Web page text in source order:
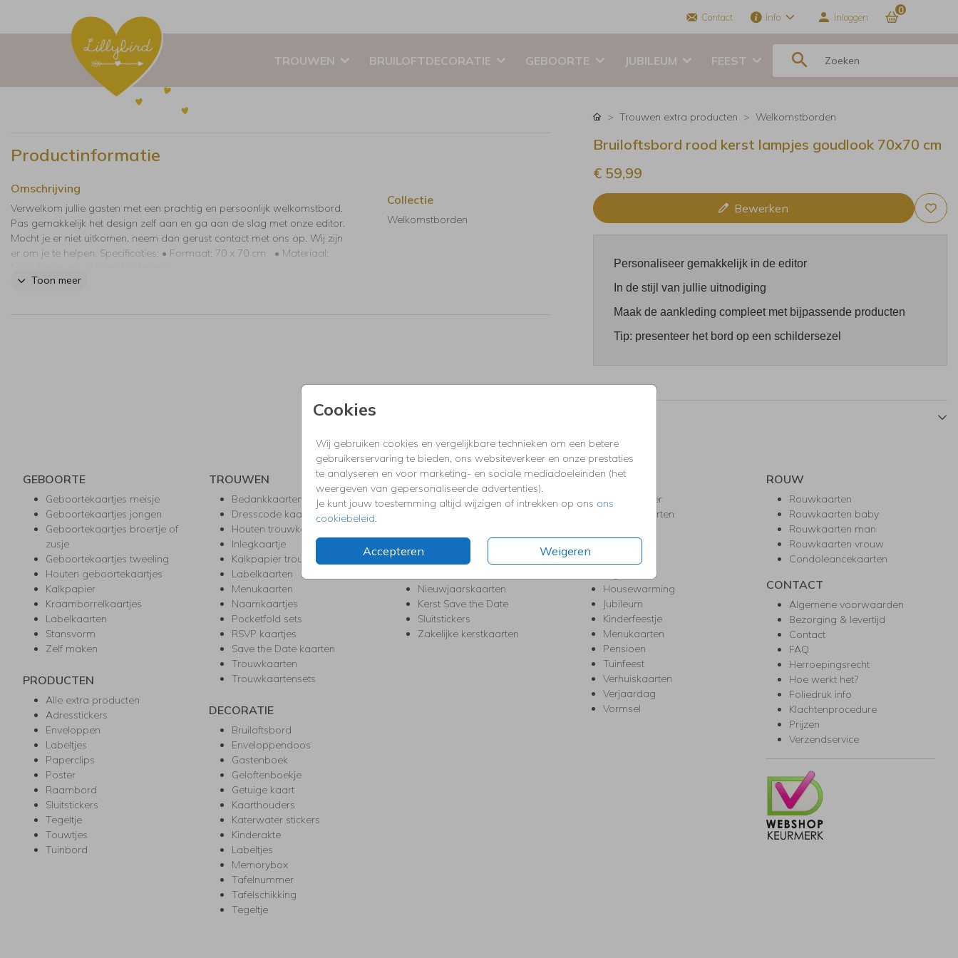
Contact Info Inloggen
0
TROUWEN BRUILOFTDECORATIE GEBOORTE JUBILEUM FEEST
Cookies
Wij gebruiken cookies en vergelijkbare technieken om een betere
gebruikerservaring te bieden, ons websiteverkeer en onze prestaties
te analyseren en voor marketing- en sociale mediadoeleinden (het
weergeven van gepersonaliseerde advertenties).
Je kunt jouw toestemming altijd wijzigen of intrekken op ons ons
cookiebeleid
Accepteren Weigeren
Productinformatie
Omschrijving
Verwelkom jullie gasten met een prachtig en persoonlijk welkomstbord.
Pas gemakkelijk het design zelf aan en ga aan de slag met onze editor.
Mocht je er niet uitkomen, neem dan gerust contact met ons op. Wij zijn
er om je te helpen. Specificaties: • Formaat: 70 x 70 cm • Materiaal:
Toon meer
Collectie
Welkomstborden
Trouwen extra producten Welkomstborden
Bruiloftsbord rood kerst lampjes goudlook 70x70 cm
€ 59,99
Bewerken
Personaliseer gemakkelijk in de editor
In de stijl van jullie uitnodiging
Maak de aankleding compleet met bijpassende producten
Tip: presenteer het bord op een schildersezel
GEBOORTE
Geboortekaartjes meisje
Geboortekaartjes jongen
Geboortekaartjes broertje of
zusje
Geboortekaartjes tweeling
Houten geboortekaartjes
Kalkpapier
Kraamborrelkaartjes
Labelkaarten
Stansvorm
Zelf maken
PRODUCTEN
Alle extra producten
Adresstickers
Enveloppen
Labeltjes
Paperclips
Poster
Raambord
Sluitstickers
Tegeltje
Touwtjes
Tuinbord
TROUWEN
Bedankkaarten
Dresscode kaartjes
Houten trouwkaarten
Inlegkaartje
Kalkpapier trouwkaarten
Labelkaarten
Menukaarten
Naamkaartjes
Pocketfold sets
RSVP kaartjes
Save the Date kaarten
Trouwkaarten
Trouwkaartensets
DECORATIE
Bruiloftsbord
Enveloppendoos
Gastenboek
Geloftenboekje
Getuige kaart
Kaarthouders
Katerwater stickers
Kinderakte
Labeltjes
Memorybox
Tafelnummer
Tafelschikking
Tegeltje
KERST
Kerstkaarten
Kerstmenukaarten
Kerst trouwkaarten
Nieuwjaarskaarten
Kerst Save the Date
Sluitstickers
Zakelijke kerstkaarten
FEEST
Babyshower
Bedankkaarten
Doopsel
Geslaagd
Housewarming
Jubileum
Kinderfeestje
Menukaarten
Pensioen
Tuinfeest
Verhuiskaarten
Verjaardag
Vormsel
ROUW
Rouwkaarten
Rouwkaarten baby
Rouwkaarten man
Rouwkaarten vrouw
Condoleancekaarten
CONTACT
Algemene voorwaarden
Bezorging & levertijd
Contact
FAQ
Herroepingsrecht
Hoe werkt het?
Foliedruk info
Klachtenprocedure
Prijzen
Verzendservice